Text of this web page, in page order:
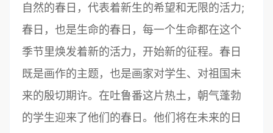
自然的春日，代表着新生的希望和无限的活力;
春日，也是生命的春日，每一个生命都在这个
季节里焕发着新的活力，开始新的征程。春日
既是画作的主题，也是画家对学生、对祖国未
来的殷切期许。在吐鲁番这片热土，朝气蓬勃
的学生迎来了他们的春日。他们将在未来的日